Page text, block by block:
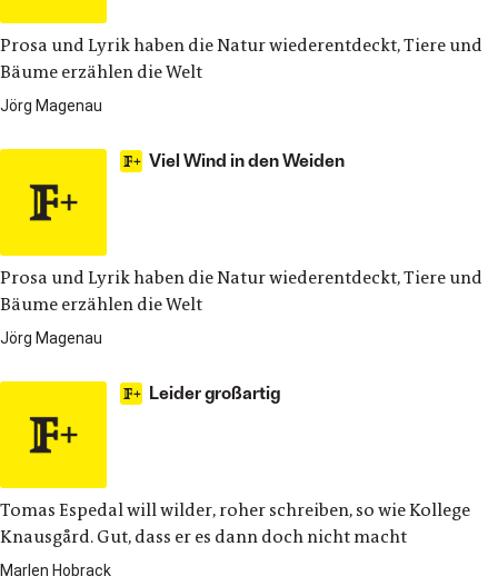
Prosa und Lyrik haben die Natur wiederentdeckt, Tiere und
Bäume erzählen die Welt
Jörg Magenau
Viel Wind in den Weiden
Prosa und Lyrik haben die Natur wiederentdeckt, Tiere und
Bäume erzählen die Welt
Jörg Magenau
Leider großartig
Tomas Espedal will wilder, roher schreiben, so wie Kollege
Knausgård. Gut, dass er es dann doch nicht macht
Marlen Hobrack